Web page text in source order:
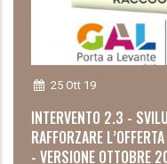
25 Ott 19
INTERVENTO 2.3 -
RAFFORZARE
- VERSIONE OTTOBRE